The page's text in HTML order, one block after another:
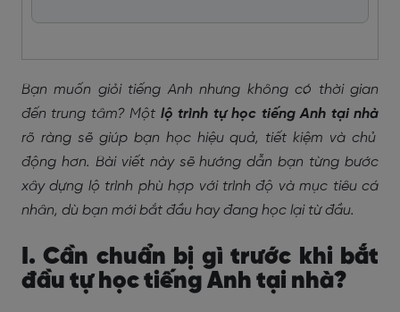
Bạn muốn giỏi tiếng Anh nhưng không có thời gian
đến trung tâm? Một lộ trình tự học tiếng Anh tại nhà
rõ ràng sẽ giúp bạn học hiệu quả, tiết kiệm và chủ
động hơn. Bài viết này sẽ hướng dẫn bạn từng bước
xây dựng lộ trình phù hợp với trình độ và mục tiêu cá
nhân, dù bạn mới bắt đầu hay đang học lại từ đầu.
I. Cần chuẩn bị gì trước khi bắt
đầu tự học tiếng Anh tại nhà?